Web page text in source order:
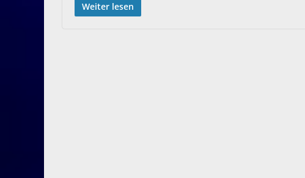
Weiter lesen